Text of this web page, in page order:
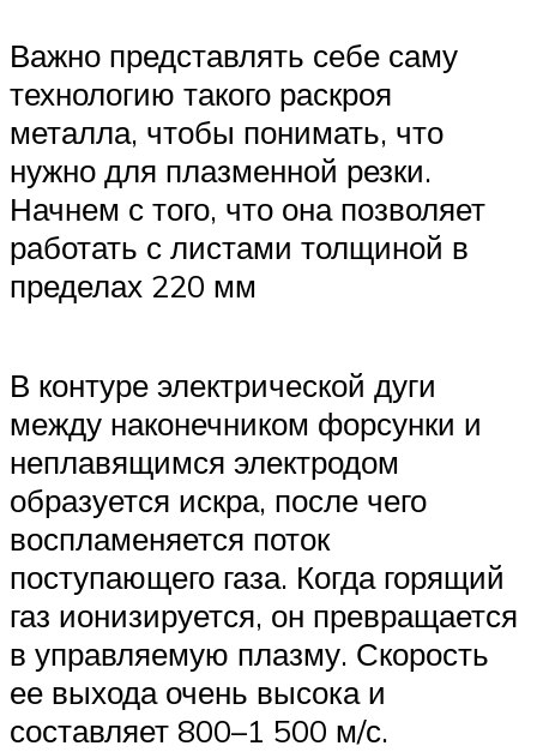
Важно представлять себе саму
технологию такого раскроя
металла, чтобы понимать, что
нужно для плазменной резки.
Начнем с того, что она позволяет
работать с листами толщиной в
пределах 220 мм
В контуре электрической дуги
между наконечником форсунки и
неплавящимся электродом
образуется искра, после чего
воспламеняется поток
поступающего газа. Когда горящий
газ ионизируется, он превращается
в управляемую плазму. Скорость
ее выхода очень высока и
составляет 800–1 500 м/с.